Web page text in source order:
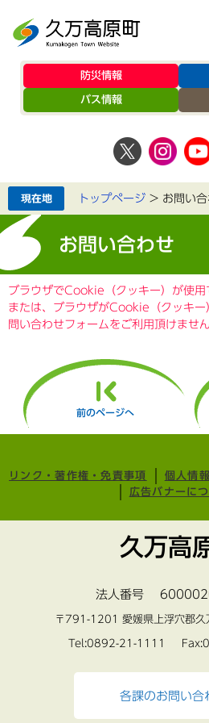
防災情報
バス情報
トップページ > お問い
お問い合わせ
ブラウザでCookie（クッキー）が使用
または、ブラウザがCookie（クッキー
問い合わせフォームをご利用頂けません
前のページへ
リンク・著作権・免責事項 個人情
広告バナーに
久万高
法人番号
〒791-1201 愛媛県上浮穴郡久
Tel:0892-21-1111
各課のお問い合